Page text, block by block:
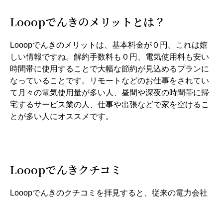
Looopでんきのメリットとは？
Looopでんきのメリットは、基本料金が０円。これは嬉
しい情報ですね。解約手数料も０円、電気使用料も安い
時間帯に使用することで大幅な節約が見込めるプランに
なっていることです。リモートなどのお仕事をされてい
て月々の電気使用量が多い人、昼間や深夜の時間帯に帰
宅するサービス業の人、仕事や出張などで家を空けるこ
とが多い人にオススメです。
Looopでんきクチコミ
Looopでんきのクチコミを拝見すると、従来の電力会社